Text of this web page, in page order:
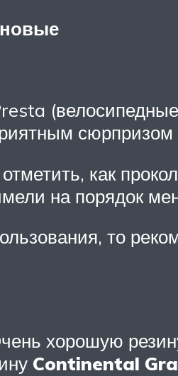
сюрпризом
как
на порядок
то
хорошую
Continental